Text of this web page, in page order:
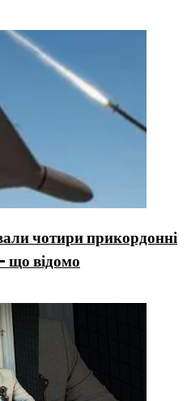
чотири прикордонні
що відомо